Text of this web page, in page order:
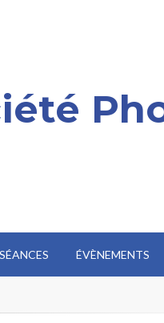
SÉANCES ÉVÈNEMENTS